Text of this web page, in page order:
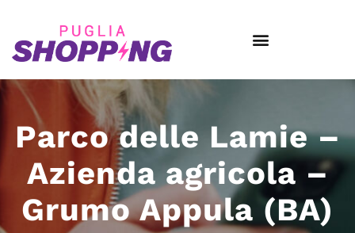
Parco delle Lamie –
Azienda agricola –
Grumo Appula (BA)